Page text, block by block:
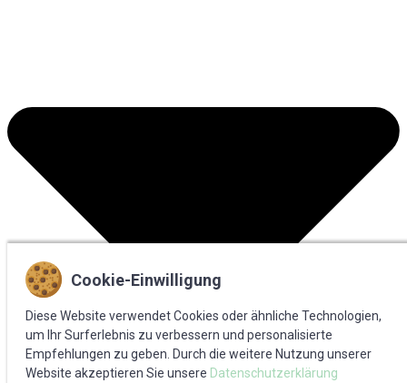
Ich willige ein, dass die von mir angegebenen Daten zur
Kontaktaufnahme und zur Terminvereinbarung verwendet werden.
Cookie-Einwilligung
Diese Website verwendet Cookies oder ähnliche Technologien,
um Ihr Surferlebnis zu verbessern und personalisierte
Empfehlungen zu geben. Durch die weitere Nutzung unserer
Website akzeptieren Sie unsere Datenschutzerklärung